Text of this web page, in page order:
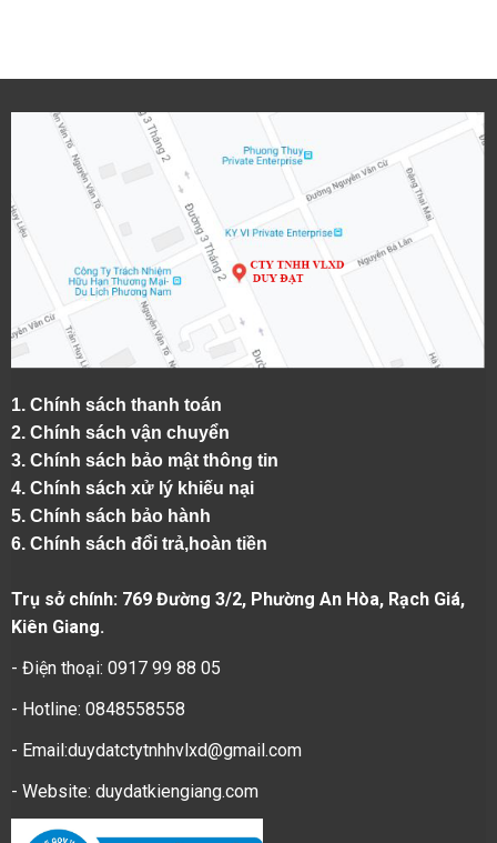
1. Chính sách thanh toán
2. Chính sách vận chuyển
3. Chính sách bảo mật thông tin
4. Chính sách xử lý khiếu nại
5. Chính sách bảo hành
6. Chính sách đổi trả,hoàn tiền
Trụ sở chính: 769 Đường 3/2, Phường An Hòa, Rạch Giá,
Kiên Giang.
- Điện thoại: 0917 99 88 05
- Hotline: 0848558558
- Email:duydatctytnhhvlxd@gmail.com
- Website: duydatkiengiang.com